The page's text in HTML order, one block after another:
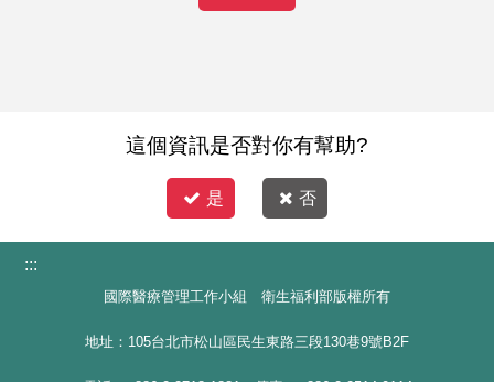
這個資訊是否對你有幫助?
是 否
:::
國際醫療管理工作小組 衛生福利部版權所有
地址：105台北市松山區民生東路三段130巷9號B2F